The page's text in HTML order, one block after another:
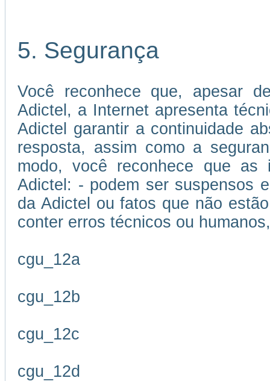
5. Segurança
Você reconhece que, apesar
Adictel, a Internet apresenta
Adictel garantir a continuidade
resposta, assim como a
modo, você reconhece que as
Adictel: - podem ser suspensos
da Adictel ou fatos que não
conter erros técnicos ou
cgu_12a
cgu_12b
cgu_12c
cgu_12d